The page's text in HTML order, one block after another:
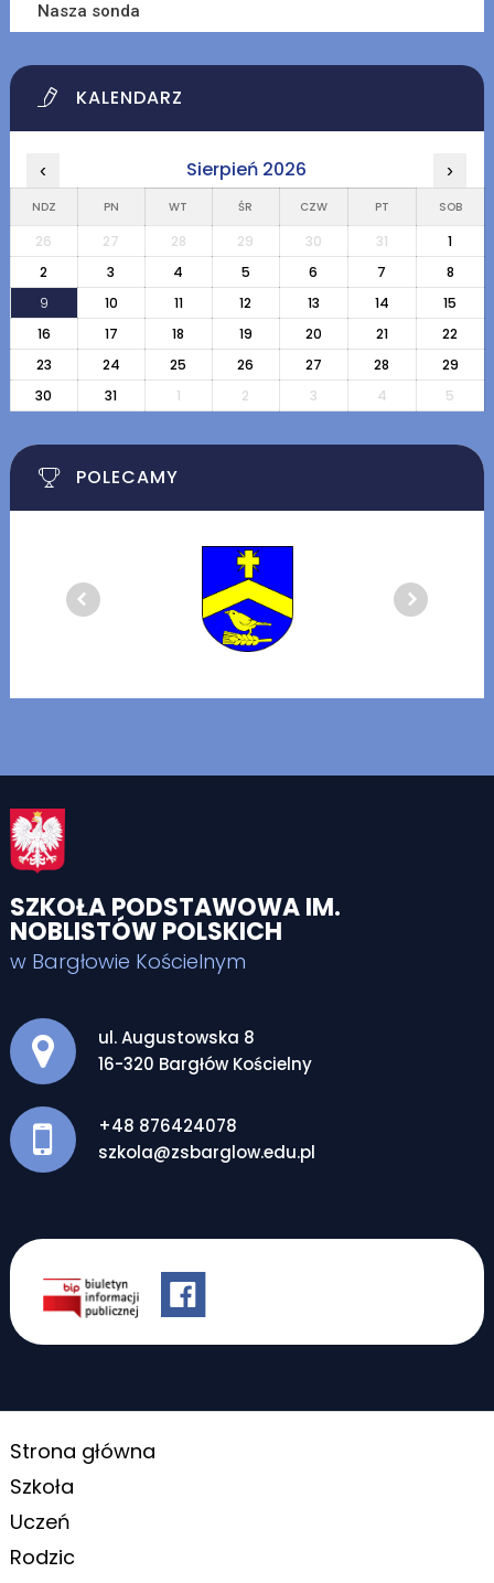
Nasza sonda
KALENDARZ
‹ Sierpień 2026 ›
NDZ PN WT ŚR CZW PT SOB
26 27 28 29 30 31
1
2
3 4 5 6 7
8
9
10 11 12 13 14
15
16
17 18 19 20 21
22
23
24 25 26 27 28
29
30
31 1 2 3 4 5
POLECAMY
SZKOŁA PODSTAWOWA IM.
NOBLISTÓW POLSKICH
w Bargłowie Kościelnym
Adres pocztowy:
ul. Augustowska 8
16-320 Bargłów Kościelny
+48 876424078
szkola@zsbarglow.edu.pl
Strona główna
Szkoła
Uczeń
Rodzic